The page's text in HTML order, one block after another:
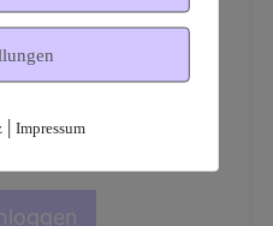
| Impressum